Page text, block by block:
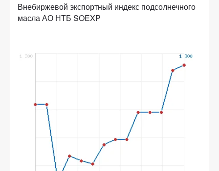
Внебиржевой экспортный индекс подсолнечного
масла АО НТБ SOEXP